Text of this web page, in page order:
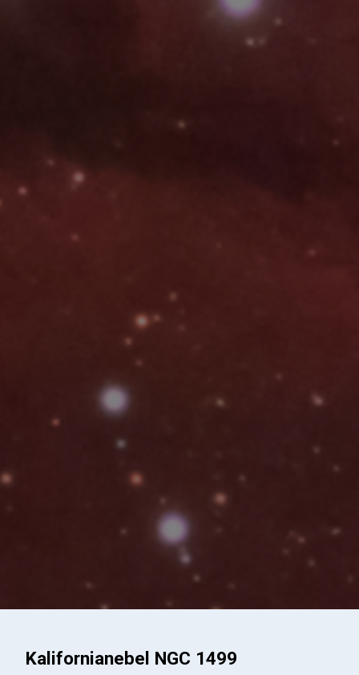
Kalifornianebel NGC 1499